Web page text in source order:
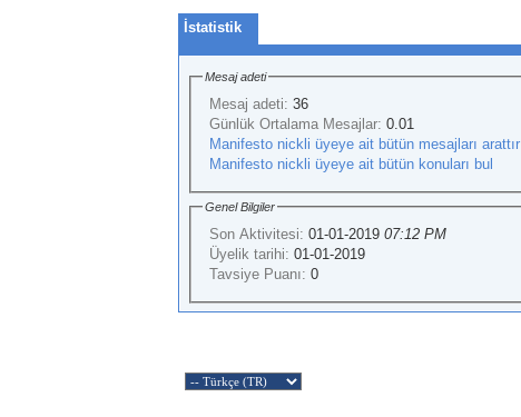
İstatistik
Mesaj adeti
Mesaj adeti: 36
Günlük Ortalama Mesajlar: 0.01
Manifesto nickli üyeye ait bütün mesajları arattır
Manifesto nickli üyeye ait bütün konuları bul
Genel Bilgiler
Son Aktivitesi: 01-01-2019 07:12 PM
Üyelik tarihi: 01-01-2019
Tavsiye Puanı: 0